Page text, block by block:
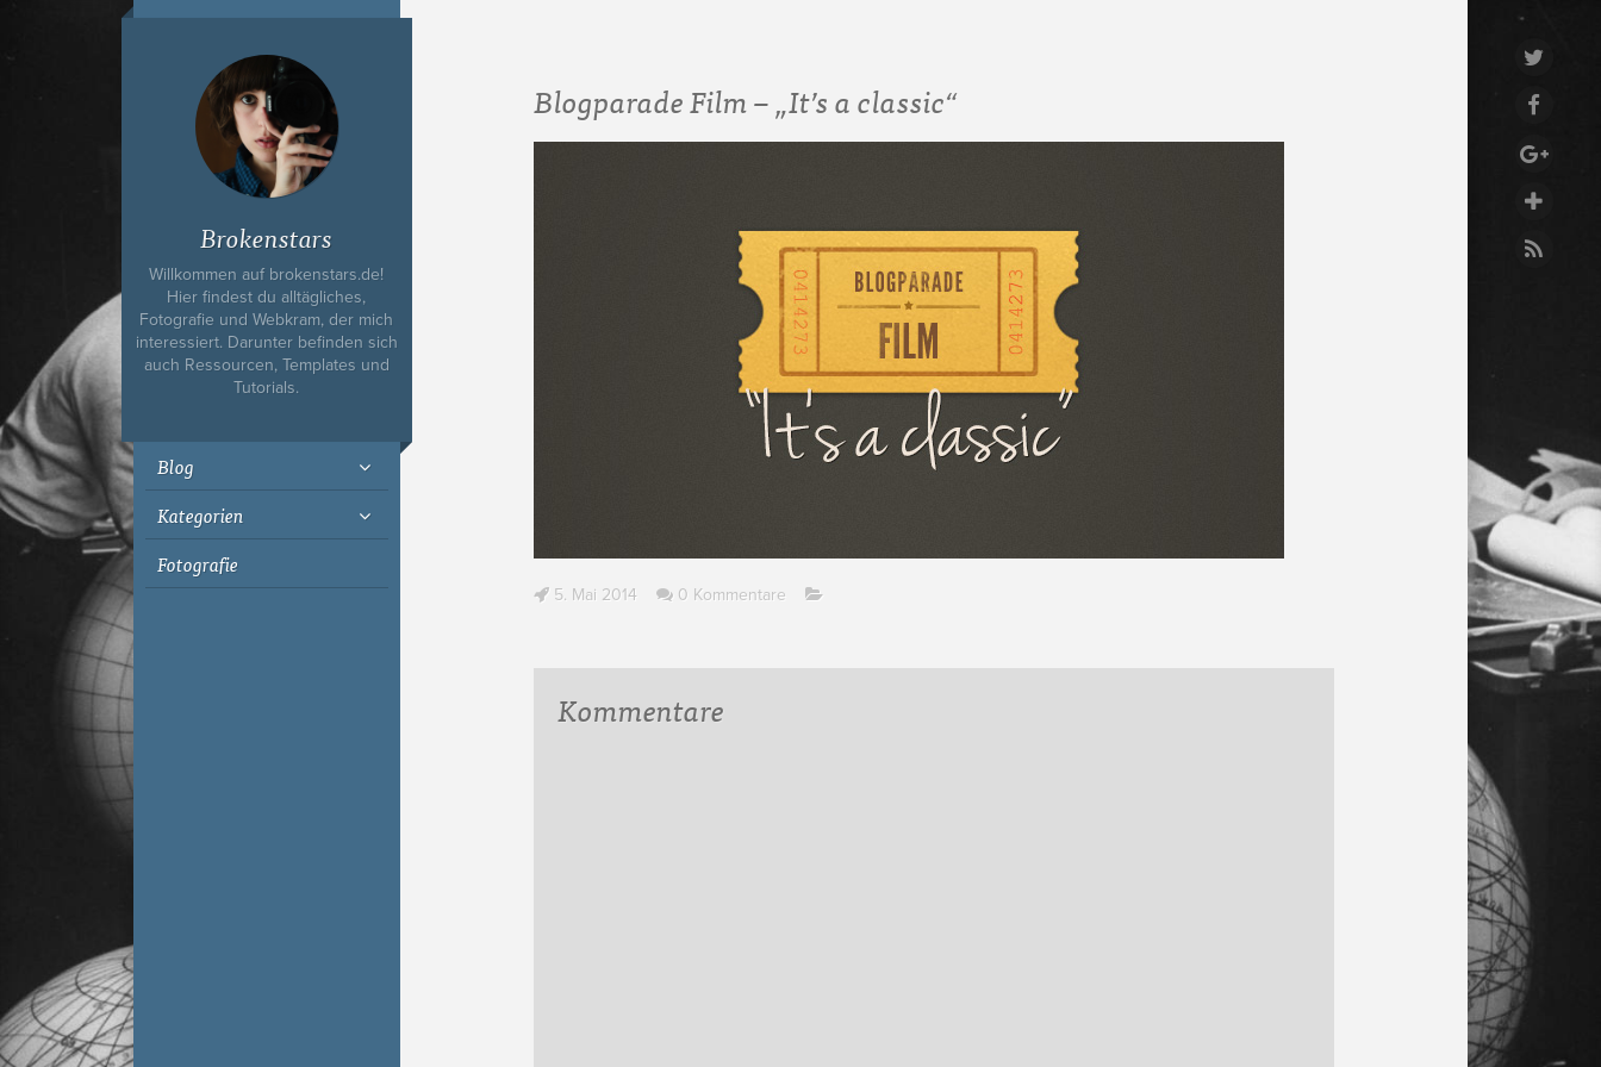
Ich bin Fyn,
23, und
wohne in
Köln
Brokenstars
Willkommen auf brokenstars.de!
Hier findest du alltägliches,
Fotografie und Webkram, der mich
interessiert. Darunter befinden sich
auch Ressourcen, Templates und
Tutorials.
Blog
Kategorien
Fotografie
Blogparade Film – „It’s a classic“
5. Mai 2014 0 Kommentare
Kommentare